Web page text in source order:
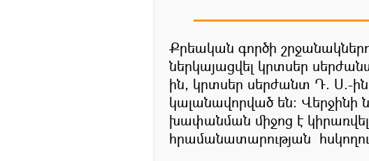
Քրեական գործի
ներկայացվել կրտսեր
ին, կրտսեր սերժանտ Դ. Ս.-
կալանավորված են։
խափանման միջոց է
հրամանատարության